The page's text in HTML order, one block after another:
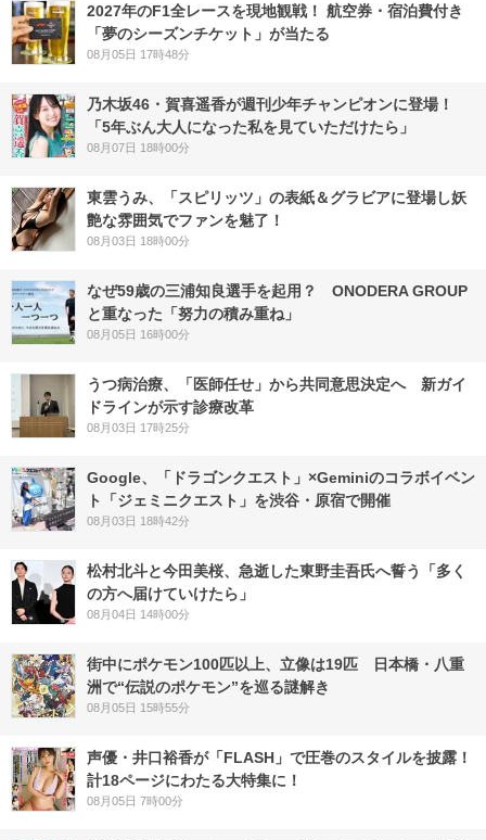
2027年のF1全レースを現地観戦！ 航空券・宿泊費付き
「夢のシーズンチケット」が当たる
08月05日 17時48分
乃木坂46・賀喜遥香が週刊少年チャンピオンに登場！
「5年ぶん大人になった私を見ていただけたら」
08月07日 18時00分
東雲うみ、「スピリッツ」の表紙＆グラビアに登場し妖
艶な雰囲気でファンを魅了！
08月03日 18時00分
なぜ59歳の三浦知良選手を起用？ ONODERA GROUP
と重なった「努力の積み重ね」
08月05日 16時00分
うつ病治療、「医師任せ」から共同意思決定へ 新ガイ
ドラインが示す診療改革
08月03日 17時25分
Google、「ドラゴンクエスト」×Geminiのコラボイベン
ト「ジェミニクエスト」を渋谷・原宿で開催
08月03日 18時42分
松村北斗と今田美桜、急逝した東野圭吾氏へ誓う「多く
の方へ届けていけたら」
08月04日 14時00分
街中にポケモン100匹以上、立像は19匹 日本橋・八重
洲で“伝説のポケモン”を巡る謎解き
08月05日 15時55分
声優・井口裕香が「FLASH」で圧巻のスタイルを披露！
計18ページにわたる大特集に！
08月05日 7時00分